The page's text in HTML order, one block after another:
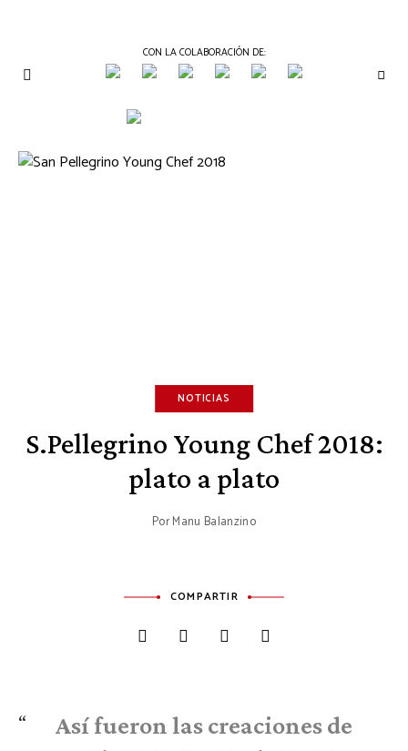
CON LA COLABORACIÓN DE:
GOURMET
JOURNAL
Periódico
Gastronomía
NOTICIAS
S.Pellegrino Young Chef 2018:
plato a plato
PorManu Balanzino
COMPARTIR
Así fueron las creaciones de